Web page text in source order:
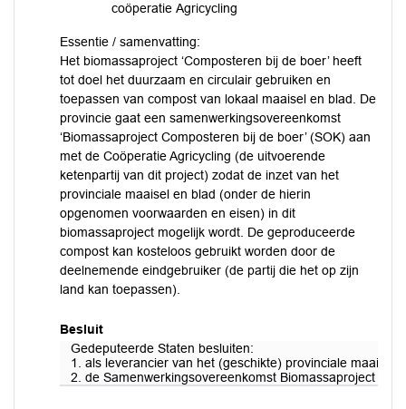
coöperatie Agricycling
Essentie / samenvatting:
Het biomassaproject ‘Composteren bij de boer’ heeft
tot doel het duurzaam en circulair gebruiken en
toepassen van compost van lokaal maaisel en blad. De
provincie gaat een samenwerkingsovereenkomst
‘Biomassaproject Composteren bij de boer’ (SOK) aan
met de Coöperatie Agricycling (de uitvoerende
ketenpartij van dit project) zodat de inzet van het
provinciale maaisel en blad (onder de hierin
opgenomen voorwaarden en eisen) in dit
biomassaproject mogelijk wordt. De geproduceerde
compost kan kosteloos gebruikt worden door de
deelnemende eindgebruiker (de partij die het op zijn
land kan toepassen).
Besluit
Gedeputeerde Staten besluiten:
1. als leverancier van het (geschikte) provinciale maaisel
2. de Samenwerkingsovereenkomst Biomassaproject